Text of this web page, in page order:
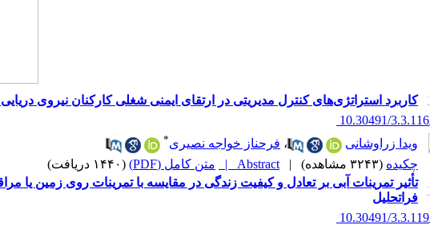
کاربرد استراتژی‌های کنترل مدیریتی در ارتقای ایمنی شغلی کارکنان نیروی
‎ 10.30491/3.3.116
ویدا زراوشانی
، فرحناز خواجه نصیری*
چکیده (۳۲۴۳ مشاهده) |
Abstract | متن کامل (PDF)
(۱۴۴۰ دریافت)
تأثیر تمرینات آبی بر تعادل و کیفیت زندگی در مقایسه با تمرینات روی زمین
فراتحلیل
‎ 10.30491/3.3.119